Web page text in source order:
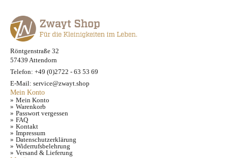
Röntgenstraße 32
57439 Attendorn
Telefon: +49 (0)2722 - 63 53 69
E-Mail: service@zwayt.shop
Mein Konto
Mein Konto
Warenkorb
Passwort vergessen
FAQ
Kontakt
Impressum
Datenschutzerklärung
Widerrufsbelehrung
Versand & Lieferung